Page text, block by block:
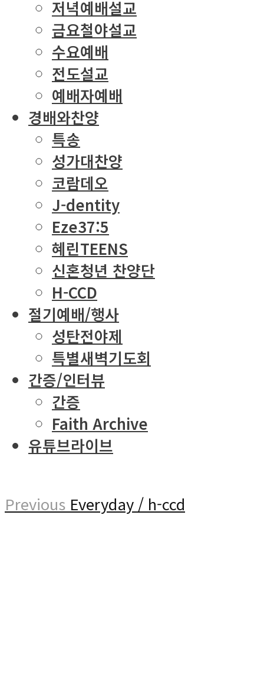
저녁예배설교
금요철야설교
수요예배
전도설교
예배자예배
경배와찬양
특송
성가대찬양
코람데오
J-dentity
Eze37:5
혜린TEENS
신혼청년 찬양단
H-CCD
절기예배/행사
성탄전야제
특별새벽기도회
간증/인터뷰
간증
Faith Archive
유튜브라이브
Previous Everyday / h-ccd